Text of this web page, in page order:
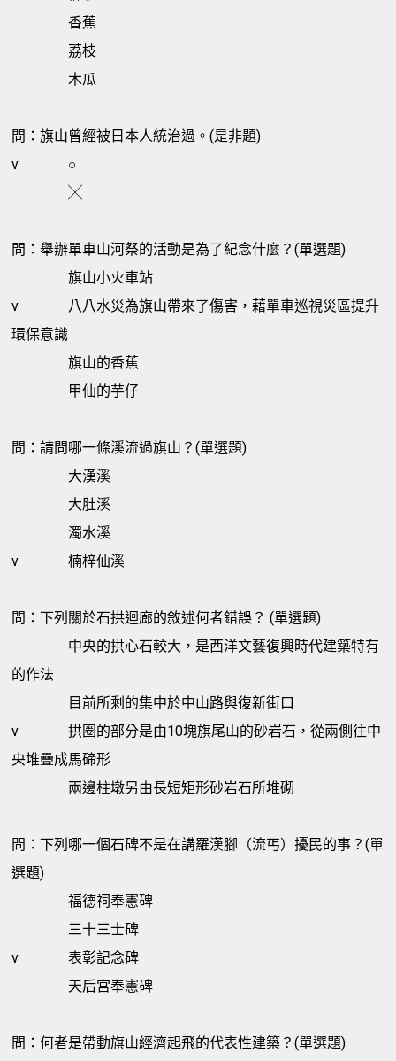
香蕉
荔枝
木瓜
問：旗山曾經被日本人統治過。(是非題)
v
○
╳
問：舉辦單車山河祭的活動是為了紀念什麼？(單選題)
旗山小火車站
v
八八水災為旗山帶來了傷害，藉單車巡視災區提升
環保意識
旗山的香蕉
甲仙的芋仔
問：請問哪一條溪流過旗山？(單選題)
大漢溪
大肚溪
濁水溪
v
楠梓仙溪
問：下列關於石拱迴廊的敘述何者錯誤？ (單選題)
中央的拱心石較大，是西洋文藝復興時代建築特有
的作法
目前所剩的集中於中山路與復新街口
v
拱圈的部分是由10塊旗尾山的砂岩石，從兩側往中
央堆疊成馬碲形
兩邊柱墩另由長短矩形砂岩石所堆砌
問：下列哪一個石碑不是在講羅漢腳（流丐）擾民的事？(單
選題)
福德祠奉憲碑
三十三士碑
v
表彰記念碑
天后宮奉憲碑
問：何者是帶動旗山經濟起飛的代表性建築？(單選題)